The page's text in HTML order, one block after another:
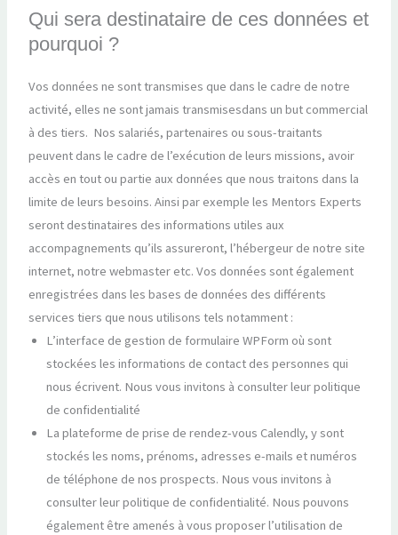
Qui sera destinataire de ces données et
pourquoi ?
Vos données ne sont transmises que dans le cadre de notre
activité, elles ne sont jamais transmisesdans un but commercial
à des tiers. Nos salariés, partenaires ou sous-traitants
peuvent dans le cadre de l’exécution de leurs missions, avoir
accès en tout ou partie aux données que nous traitons dans la
limite de leurs besoins. Ainsi par exemple les Mentors Experts
seront destinataires des informations utiles aux
accompagnements qu’ils assureront, l’hébergeur de notre site
internet, notre webmaster etc. Vos données sont également
enregistrées dans les bases de données des différents
services tiers que nous utilisons tels notamment :
L’interface de gestion de formulaire WPForm où sont
stockées les informations de contact des personnes qui
nous écrivent. Nous vous invitons à consulter leur politique
de confidentialité
La plateforme de prise de rendez-vous Calendly, y sont
stockés les noms, prénoms, adresses e-mails et numéros
de téléphone de nos prospects. Nous vous invitons à
consulter leur politique de confidentialité. Nous pouvons
également être amenés à vous proposer l’utilisation de